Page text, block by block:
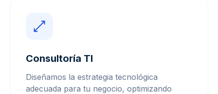
Consultoría TI
Diseñamos la estrategia tecnológica
adecuada para tu negocio, optimizando